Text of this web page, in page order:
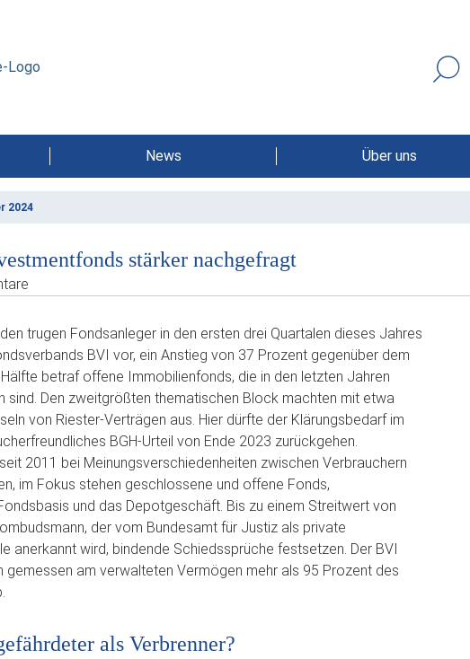
News Über uns
2024
stärker nachgefragt
trugen Fondsanleger in den ersten drei Quartalen dieses Jahres
BVI vor, ein Anstieg von 37 Prozent gegenüber dem
betraf offene Immobilienfonds, die in den letzten Jahren
sind. Den zweitgrößten thematischen Block machten mit etwa
von Riester-Verträgen aus. Hier dürfte der Klärungsbedarf im
BGH-Urteil von Ende 2023 zurückgehen.
2011 bei Meinungsverschiedenheiten zwischen Verbrauchern
im Fokus stehen geschlossene und offene Fonds,
und das Depotgeschäft. Bis zu einem Streitwert von
der vom Bundesamt für Justiz als private
anerkannt wird, bindende Schiedssprüche festsetzen. Der BVI
gemessen am verwalteten Vermögen mehr als 95 Prozent des
als Verbrenner?